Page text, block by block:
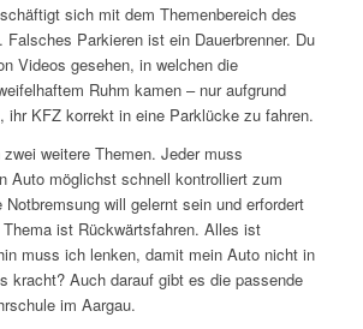
sich mit dem Themenbereich des
Falsches Parkieren ist ein Dauerbrenner. Du
Videos gesehen, in welchen die
Ruhm kamen – nur aufgrund
ihr KFZ korrekt in eine Parklücke zu fahren.
weitere Themen. Jeder muss
Auto möglichst schnell kontrolliert zum
will gelernt sein und erfordert
ist Rückwärtsfahren. Alles ist
muss ich lenken, damit mein Auto nicht in
kracht? Auch darauf gibt es die passende
im Aargau.